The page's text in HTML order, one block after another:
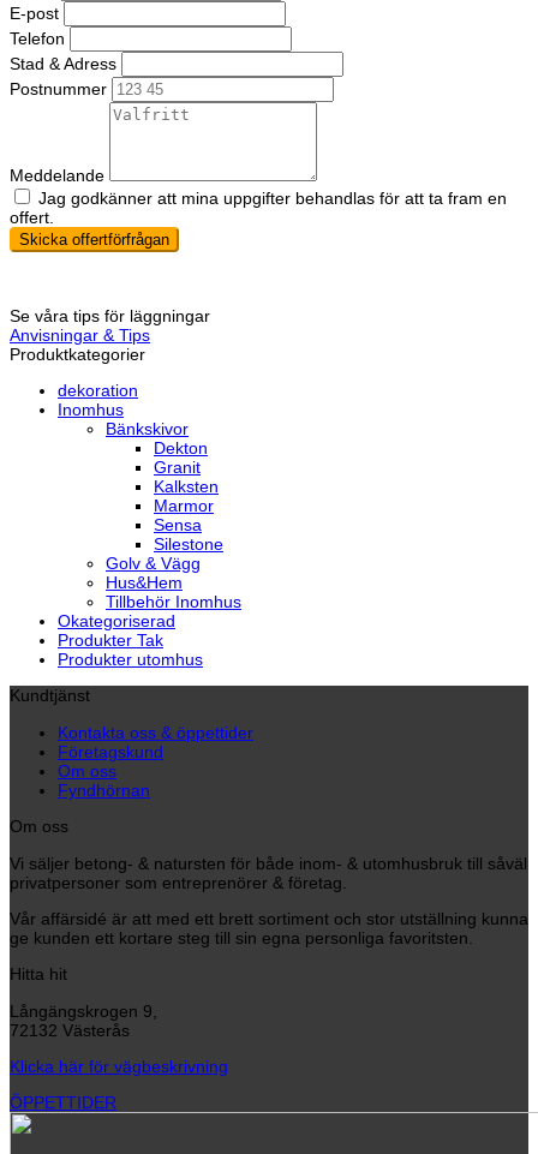
E-post
Telefon
Stad & Adress
Postnummer
Meddelande
Jag godkänner att mina uppgifter behandlas för att ta fram en
offert.
Skicka offertförfrågan
Se våra tips för läggningar
Anvisningar & Tips
Produktkategorier
dekoration
Inomhus
Bänkskivor
Dekton
Granit
Kalksten
Marmor
Sensa
Silestone
Golv & Vägg
Hus&Hem
Tillbehör Inomhus
Okategoriserad
Produkter Tak
Produkter utomhus
Kundtjänst
Kontakta oss & öppettider
Företagskund
Om oss
Fyndhörnan
Om oss
Vi säljer betong- & natursten för både inom- & utomhusbruk till såväl
privatpersoner som entreprenörer & företag.
Vår affärsidé är att med ett brett sortiment och stor utställning kunna
ge kunden ett kortare steg till sin egna personliga favoritsten.
Hitta hit
Långängskrogen 9,
72132 Västerås
Klicka här för vägbeskrivning
ÖPPETTIDER